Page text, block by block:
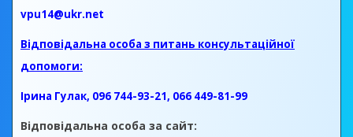
vpu14@ukr.net
Відповідальна особа з питань консультаційної
допомоги:
Ірина Гулак, 096 744-93-21, 066 449-81-99
Відповідальна особа за сайт: